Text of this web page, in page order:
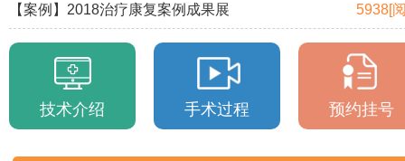
【案例】2018治疗康复案例成果展 5938[
技术介绍 手术过程 预约挂号